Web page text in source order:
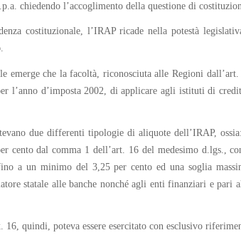
chiedendo l’accoglimento della questione di
costituzionale, l’IRAP ricade nella potestà
emerge che la facoltà, riconosciuta alle Regioni
l’anno d’imposta 2002, di applicare agli istituti di
due differenti tipologie di aliquote dell’IRAP,
cento dal comma 1 dell’art. 16 del medesimo d.lgs.,
a un minimo del 3,25 per cento ed una soglia
statale alle banche nonché agli enti finanziari e
quindi, poteva essere esercitato con esclusivo